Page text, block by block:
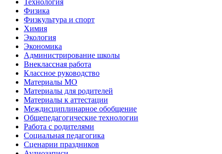
Физика
Физкультура и спорт
Химия
Экология
Экономика
Администрирование школы
Внеклассная работа
Классное руководство
Материалы МО
Материалы для родителей
Материалы к аттестации
Междисциплинарное обобщение
Общепедагогические технологии
Работа с родителями
Социальная педагогика
Сценарии праздников